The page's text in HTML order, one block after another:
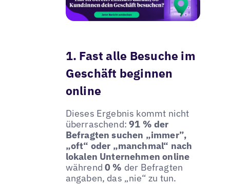
1. Fast alle Besuche im
Geschäft beginnen
online
Dieses Ergebnis kommt nicht
überraschend:91 % der
Befragten suchen „immer”,
„oft“ oder „manchmal“ nach
lokalen Unternehmen online
während0 % der Befragten
angaben, das „nie“ zu tun.